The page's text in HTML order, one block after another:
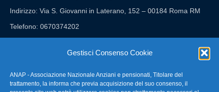
Gestisci Consenso Cookie
ANAP - Associazione Nazionale Anziani e pensionati, Titolare del
trattamento, la informa che previa acquisizione del suo consenso, il
Indirizzo: Via S. Giovanni in Laterano, 152 – 00184 Roma RM
Telefono: 0670374202
FAQ – Domande Frequenti